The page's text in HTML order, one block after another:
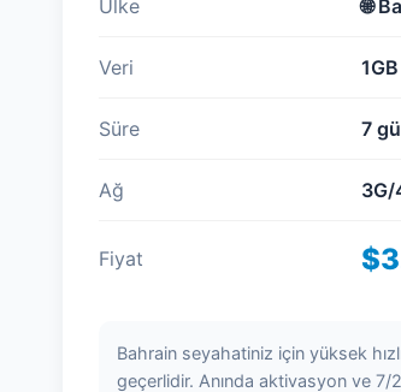
Ülke 🌐
Veri 1GB
Süre 7
Ağ 3G/
Fiyat
Bahrain seyahatiniz için yüksek
geçerlidir. Anında aktivasyon ve 7/